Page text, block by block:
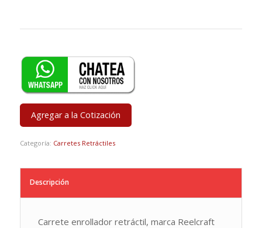
Agregar a la Cotización
Categoría: Carretes Retráctiles
Descripción
Carrete enrollador retráctil, marca Reelcraft